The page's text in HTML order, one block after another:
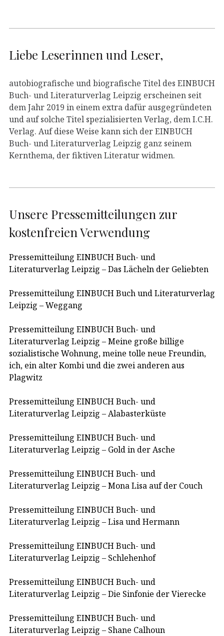
Liebe Leserinnen und Leser,
autobiografische und biografische Titel des EINBUCH
Buch- und Literaturverlag Leipzig erscheinen seit
dem Jahr 2019 in einem extra dafür ausgegründeten
und auf solche Titel spezialisierten Verlag, dem I.C.H.
Verlag. Auf diese Weise kann sich der EINBUCH
Buch- und Literaturverlag Leipzig ganz seinem
Kernthema, der fiktiven Literatur widmen.
Unsere Pressemitteilungen zur
kostenfreien Verwendung
Pressemitteilung EINBUCH Buch- und
Literaturverlag Leipzig – Das Lächeln der Geliebten
Pressemitteilung EINBUCH Buch und Literaturverlag
Leipzig – Weggang
Pressemitteilung EINBUCH Buch- und
Literaturverlag Leipzig – Meine große billige
sozialistische Wohnung, meine tolle neue Freundin,
ich, ein alter Kombi und die zwei anderen aus
Plagwitz
Pressemitteilung EINBUCH Buch- und
Literaturverlag Leipzig – Alabasterküste
Pressemitteilung EINBUCH Buch- und
Literaturverlag Leipzig – Gold in der Asche
Pressemitteilung EINBUCH Buch- und
Literaturverlag Leipzig – Mona Lisa auf der Couch
Pressemitteilung EINBUCH Buch- und
Literaturverlag Leipzig – Lisa und Hermann
Pressemitteilung EINBUCH Buch- und
Literaturverlag Leipzig – Schlehenhof
Pressemitteilung EINBUCH Buch- und
Literaturverlag Leipzig – Die Sinfonie der Vierecke
Pressemitteilung EINBUCH Buch- und
Literaturverlag Leipzig – Shane Calhoun